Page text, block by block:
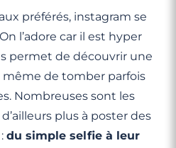
préférés, instagram se
l’adore car il est hyper
permet de découvrir une
de tomber parfois
Nombreuses sont les
plus à poster des
du simple selfie à leur